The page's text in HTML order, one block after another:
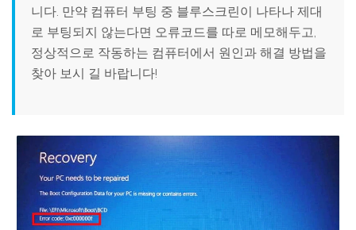
니다. 만약 컴퓨터 부팅 중 블루스크린이 나타나 제대
로 부팅되지 않는다면 오류코드를 따로 메모해두고,
정상적으로 작동하는 컴퓨터에서 원인과 해결 방법을
찾아 보시 길 바랍니다!